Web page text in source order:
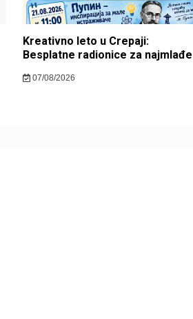
Kreativno leto u Crepaji:
Besplatne radionice za najmlađe
07/08/2026